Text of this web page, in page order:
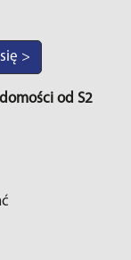
>
od S2